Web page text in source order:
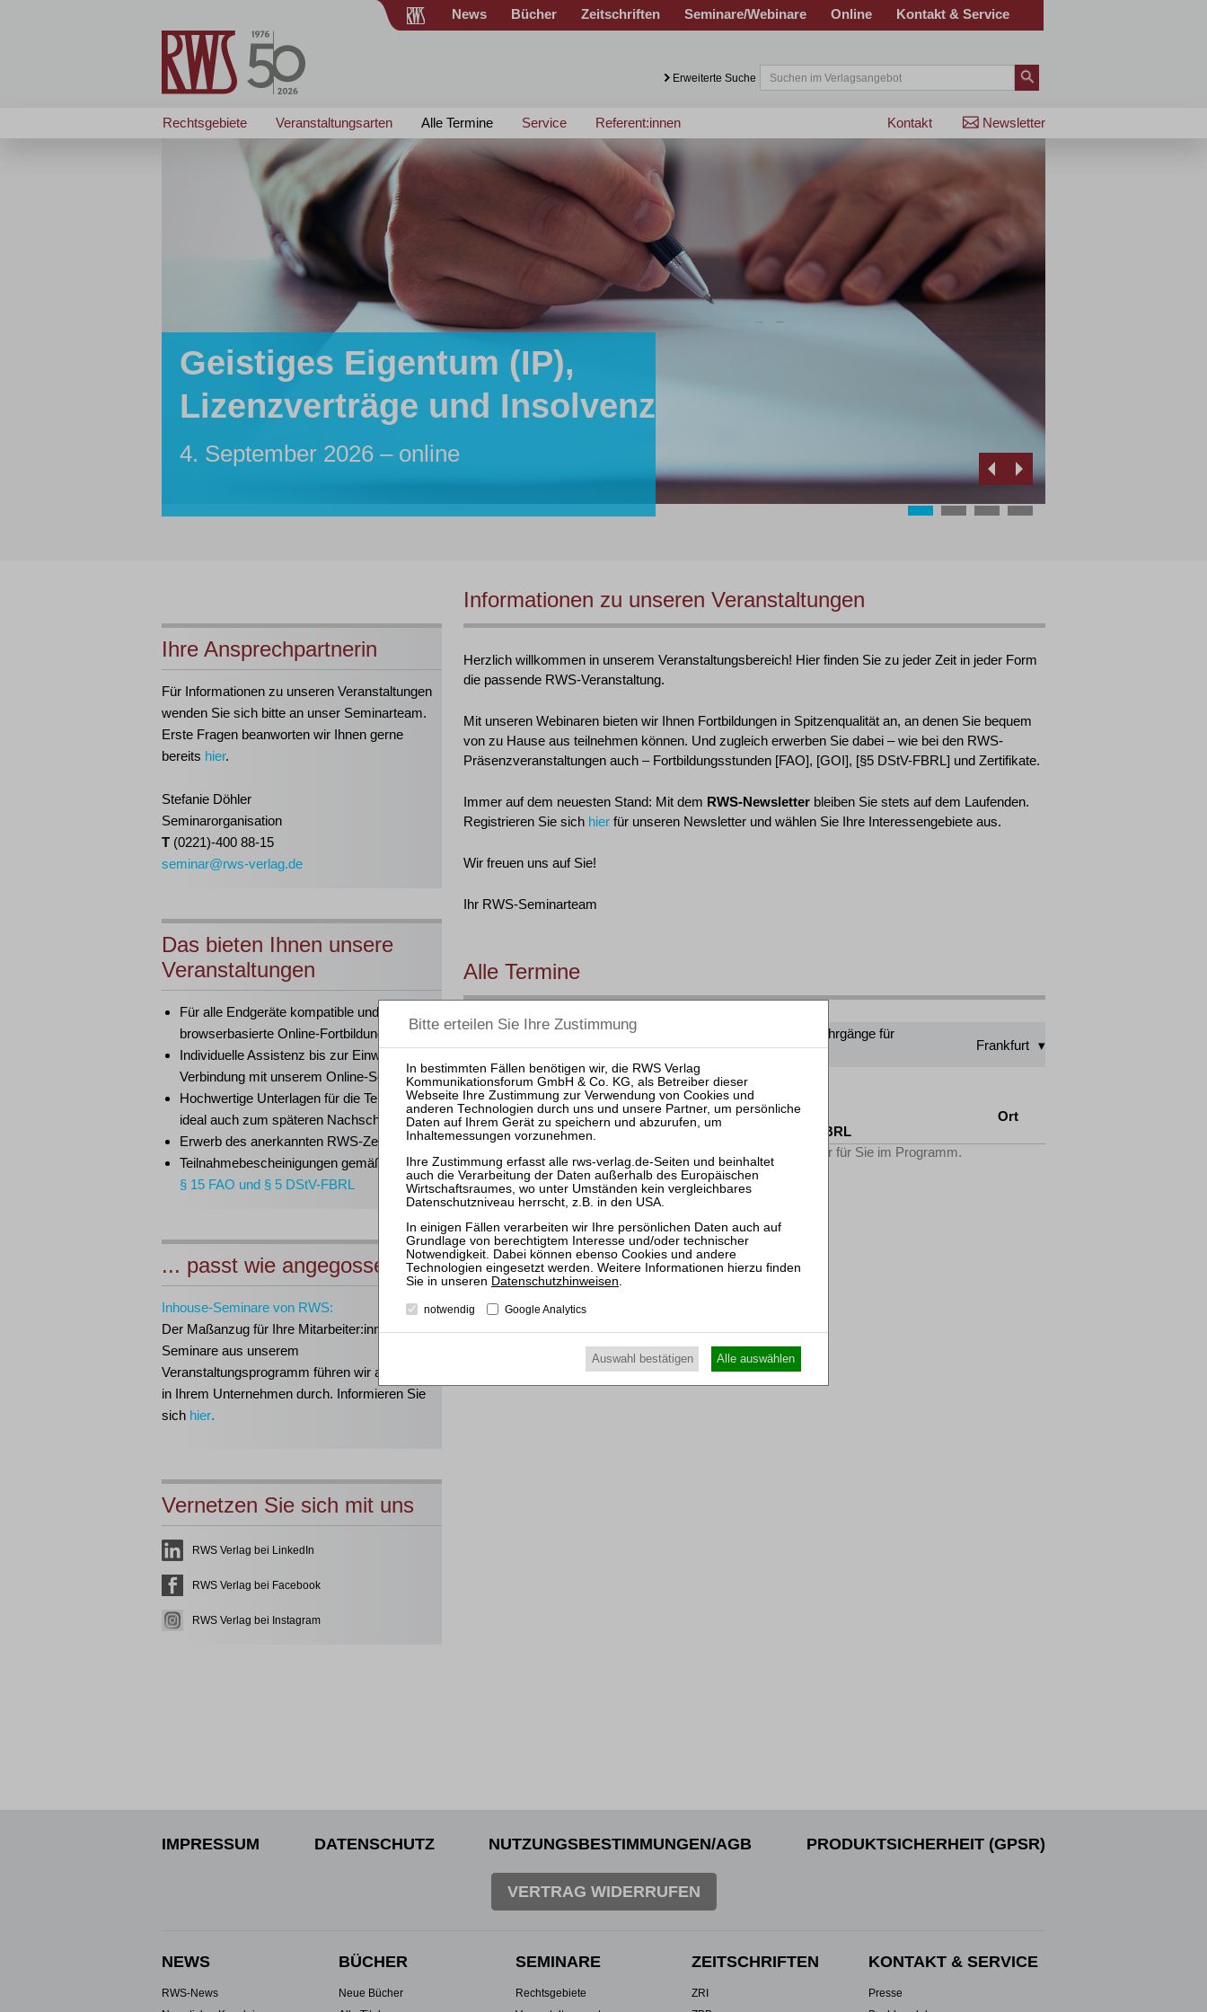
News Bücher Zeitschriften Seminare/Webinare Online Kontakt & Service
Erweiterte Suche
Rechtsgebiete Veranstaltungsarten Alle Termine Service Referent:innen Newsletter
Kontakt
Geistiges Eigentum (IP),
Lizenzverträge und Insolvenz
4. September 2026 – online
Zertifizierte/r
Sachbearbeiter:in
Insolvenztabelle
21. bis 23. September 2026 in Köln
Zertifizierte/r
Insolvenzassistent:in
7. bis 12. Oktober 2026 online
... passt wie angegossen!
Inhouse-Seminare von RWS:
Maßgeschneidert für Ihre Mitarbeiter:innen!
Ihre Ansprechpartnerin
Für Informationen zu unseren Veranstaltungen
wenden Sie sich bitte an unser Seminarteam.
Erste Fragen beanworten wir Ihnen gerne
bereits hier.
Stefanie Döhler
Seminarorganisation
T (0221)-400 88-15
seminar@rws-verlag.de
Das bieten Ihnen unsere
Veranstaltungen
Für alle Endgeräte kompatible und
browserbasierte Online-Fortbildungen
Individuelle Assistenz bis zur Einwahl und
Verbindung mit unserem Online-Seminar
Hochwertige Unterlagen für die Teilnahme,
ideal auch zum späteren Nachschlagen
Erwerb des anerkannten RWS-Zertifikats
Teilnahmebescheinigungen gemäß
GOI,
§ 15 FAO und § 5 DStV-FBRL
... passt wie angegossen!
Inhouse-Seminare von RWS:
Der Maßanzug für Ihre Mitarbeiter:innen!Alle
Seminare aus unserem
Veranstaltungsprogramm führen wir auch direkt
in Ihrem Unternehmen durch. Informieren Sie
sich hier.
Vernetzen Sie sich mit uns
RWS Verlag bei LinkedIn
RWS Verlag bei Facebook
RWS Verlag bei Instagram
Informationen zu unseren Veranstaltungen
Herzlich willkommen in unserem Veranstaltungsbereich! Hier finden Sie zu jeder Zeit in jeder Form
die passende RWS-Veranstaltung.
Mit unseren Webinaren bieten wir Ihnen Fortbildungen in Spitzenqualität an, an denen Sie bequem
von zu Hause aus teilnehmen können. Und zugleich erwerben Sie dabei – wie bei den RWS-
Präsenzveranstaltungen auch – Fortbildungsstunden [FAO], [GOI], [§5 DStV-FBRL] und Zertifikate.
Immer auf dem neuesten Stand: Mit dem RWS-Newsletter bleiben Sie stets auf dem Laufenden.
Registrieren Sie sich hier für unseren Newsletter und wählen Sie Ihre Interessengebiete aus.
Wir freuen uns auf Sie!
Ihr RWS-Seminarteam
Alle Termine
Filtern
Bank- und
Zertifizierungslehrgänge für
Frankfurt
Datum Veranstaltung
§ 15 FAO
GOI
§ 5 DStV-FBRL
Ort
Leider haben wir derzeit keine Veranstaltungen zu diesem Filter für Sie im Programm.
IMPRESSUM DATENSCHUTZ NUTZUNGSBESTIMMUNGEN/AGB PRODUKTSICHERHEIT (GPSR)
VERTRAG WIDERRUFEN
NEWS
RWS-News
BÜCHER
Neue Bücher
SEMINARE
Rechtsgebiete
ZEITSCHRIFTEN
ZRI
KONTAKT & SERVICE
Presse
Datenschutzhinweisen.
notwendig Google Analytics
Auswahl bestätigen Alle auswählen